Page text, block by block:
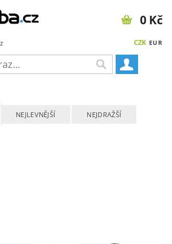
CZK EUR
0 Kč
NEJLEVNĚJŠÍ NEJDRAŽŠÍ